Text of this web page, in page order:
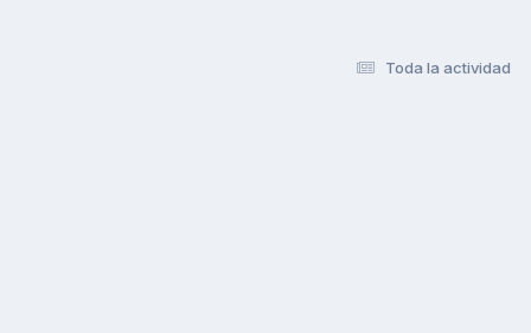
Toda la actividad